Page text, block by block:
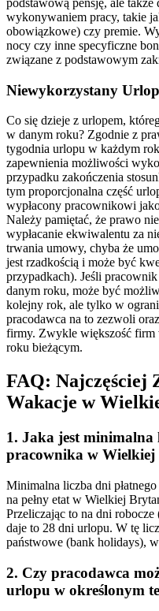
podstawową pensję, ale
wykonywaniem pracy, takie
obowiązkowe) czy premie.
nocy czy inne specyficzne
związane z podstawowym
Niewykorzystany
Co się dzieje z urlopem,
w danym roku? Zgodnie z
tygodnia urlopu w każdym
zapewnienia możliwości
przypadku zakończenia
tym proporcjonalna część
wypłacony pracownikowi
Należy pamiętać, że prawo
wypłacanie ekwiwalentu za
trwania umowy, chyba że
jest rzadkością i może być
przypadkach). Jeśli
danym roku, może być
kolejny rok, ale tylko w
pracodawca na to zezwoli
firmy. Zwykle większość
roku bieżącym.
FAQ: Najczęściej
Wakacje w
1. Jaka jest
pracownika w
Minimalna liczba dni
na pełny etat w Wielkiej
Przeliczając to na dni
daje to 28 dni urlopu. W tę
państwowe (bank holidays),
2. Czy pracodawca
urlopu w określonym